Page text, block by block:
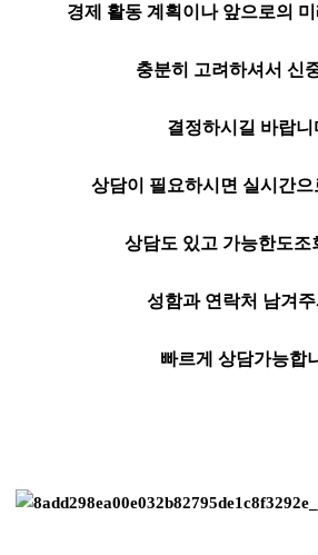
경제 활동 계획이나 앞으로의
충분히 고려하셔서 신
결정하시길 바랍니
상담이 필요하시면 실시간
상담도 있고 가능한도조
성함과 연락처 남겨주
빠르게 상담가능합